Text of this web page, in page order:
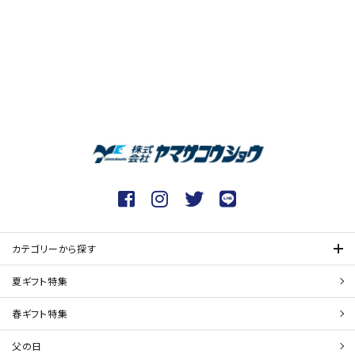
カテゴリーから探す
夏ギフト特集
春ギフト特集
父の日